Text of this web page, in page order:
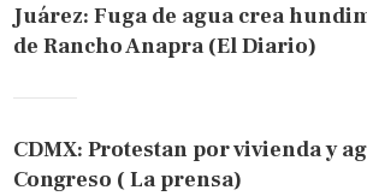
Juárez: Fuga de agua crea
de Rancho Anapra (El Diario)
CDMX: Protestan por vivienda y
Congreso ( La prensa)